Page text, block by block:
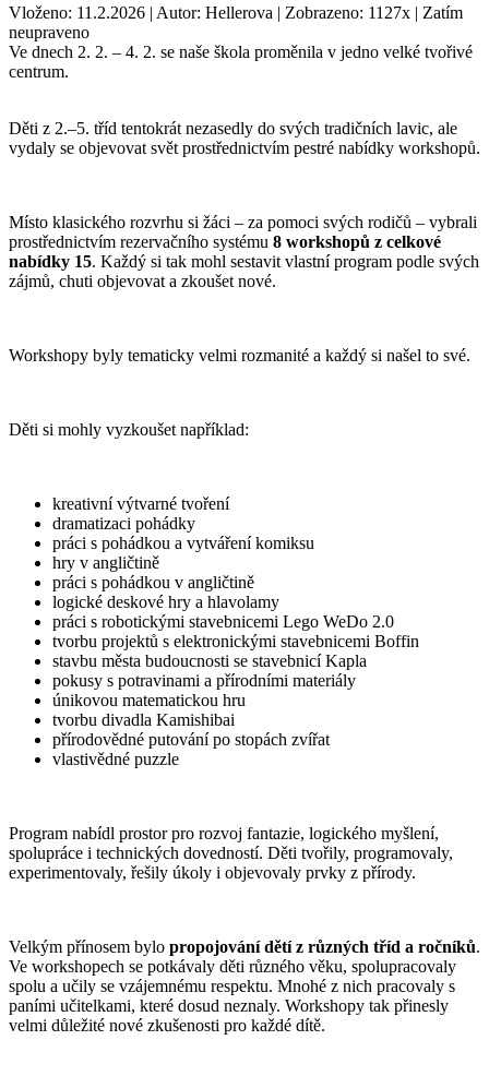
Vloženo: 11.2.2026 | Autor: Hellerova | Zobrazeno: 1127x | Zatím
neupraveno
Ve dnech 2. 2. – 4. 2. se naše škola proměnila v jedno velké tvořivé
centrum.
Děti z 2.–5. tříd tentokrát nezasedly do svých tradičních lavic, ale
vydaly se objevovat svět prostřednictvím pestré nabídky workshopů.
Místo klasického rozvrhu si žáci – za pomoci svých rodičů – vybrali
prostřednictvím rezervačního systému 8 workshopů z celkové
nabídky 15. Každý si tak mohl sestavit vlastní program podle svých
zájmů, chuti objevovat a zkoušet nové.
Workshopy byly tematicky velmi rozmanité a každý si našel to své.
Děti si mohly vyzkoušet například:
kreativní výtvarné tvoření
dramatizaci pohádky
práci s pohádkou a vytváření komiksu
hry v angličtině
práci s pohádkou v angličtině
logické deskové hry a hlavolamy
práci s robotickými stavebnicemi Lego WeDo 2.0
tvorbu projektů s elektronickými stavebnicemi Boffin
stavbu města budoucnosti se stavebnicí Kapla
pokusy s potravinami a přírodními materiály
únikovou matematickou hru
tvorbu divadla Kamishibai
přírodovědné putování po stopách zvířat
vlastivědné puzzle
Program nabídl prostor pro rozvoj fantazie, logického myšlení,
spolupráce i technických dovedností. Děti tvořily, programovaly,
experimentovaly, řešily úkoly i objevovaly prvky z přírody.
Velkým přínosem bylo propojování dětí z různých tříd a ročníků.
Ve workshopech se potkávaly děti různého věku, spolupracovaly
spolu a učily se vzájemnému respektu. Mnohé z nich pracovaly s
paními učitelkami, které dosud neznaly. Workshopy tak přinesly
velmi důležité nové zkušenosti pro každé dítě.